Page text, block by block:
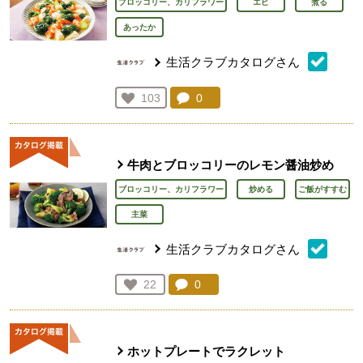
ブロッコリー、カリフラワー エビ 煮る
あったか
生活クラブカタログさん
お気に入り登録：
103
人が登録
コメント：
0
牛肉とブロッコリーのレモン醤油炒め
ブロッコリー、カリフラワー 炒める ご飯がすすむ
主菜
生活クラブカタログさん
お気に入り登録：
22
人が登録
コメント：
0
ホットプレートでラクレット